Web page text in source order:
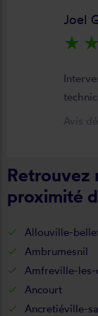
Joel
star_rate star_rate
Avis
Retrouvez
proximité
Allouville-
Ambrumesnil
Amfreville-les-
Ancourt
Ancretiéville-